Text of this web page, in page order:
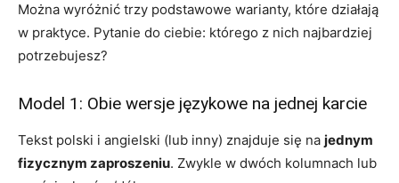
Można wyróżnić trzy podstawowe warianty, które działają
w praktyce. Pytanie do ciebie: którego z nich najbardziej
potrzebujesz?
Model 1: Obie wersje językowe na jednej karcie
Tekst polski i angielski (lub inny) znajduje się na jednym
fizycznym zaproszeniu. Zwykle w dwóch kolumnach lub